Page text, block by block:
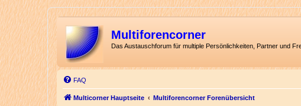
Multiforencorner
Das Austauschforum für multiple Persönlichkeiten, Partner und
FAQ
Multicorner Hauptseite Multiforencorner Forenübersicht